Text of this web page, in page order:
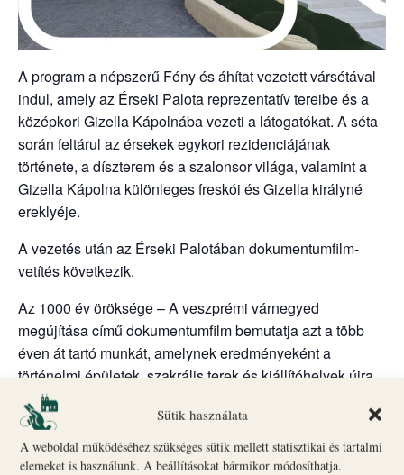
Sütik használata
A weboldal működéséhez szükséges sütik mellett statisztikai és tartalmi
elemeket is használunk. A beállításokat bármikor módosíthatja.
A program a népszerű Fény és áhítat vezetett vársétával
indul, amely az Érseki Palota reprezentatív tereibe és a
középkori Gizella Kápolnába vezeti a látogatókat. A séta
során feltárul az érsekek egykori rezidenciájának
története, a díszterem és a szalonsor világa, valamint a
Gizella Kápolna különleges freskói és Gizella királyné
ereklyéje.
A vezetés után az Érseki Palotában dokumentumfilm-
vetítés következik.
Az 1000 év öröksége – A veszprémi várnegyed
megújítása című dokumentumfilm bemutatja azt a több
éven át tartó munkát, amelynek eredményeként a
történelmi épületek, szakrális terek és kiállítóhelyek újra
megnyílhattak a látogatók előtt. A vetítés bepillantást
enged a műemlékvédelem, az építészet és az
örökségmegőrzés kulisszái mögé.